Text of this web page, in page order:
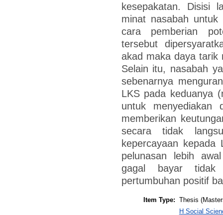
kesepakatan. Disisi
minat nasabah
cara pemberian
tersebut
akad maka daya tarik
Selain itu, nasabah
sebenarnya
LKS pada keduanya
untuk menyediakan
memberikan
secara tidak
kepercayaan kepada
pelunasan lebih
gagal bayar tidak
pertumbuhan positif
Item Type: Thesis
H Social